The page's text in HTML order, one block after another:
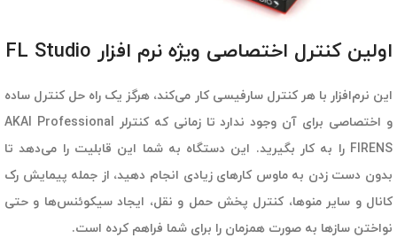
اولین کنترل اختصاصی ویژه نرم افزار FL Studio
این نرم‌افزار با هر کنترل سارفیسی کار می‌کند، هرگز یک راه حل کنترل ساده
و اختصاصی برای آن وجود ندارد تا زمانی که کنترلر AKAI Professional
FIRENS را به کار بگیرید. این دستگاه به شما این قابلیت را می‌دهد تا
بدون دست زدن به ماوس کارهای زیادی انجام دهید، از جمله پیمایش رک
کانال و سایر منوها، کنترل پخش حمل و نقل، ایجاد سیکوئنس‌ها و حتی
نواختن سازها به صورت همزمان را برای شما فراهم کرده است.